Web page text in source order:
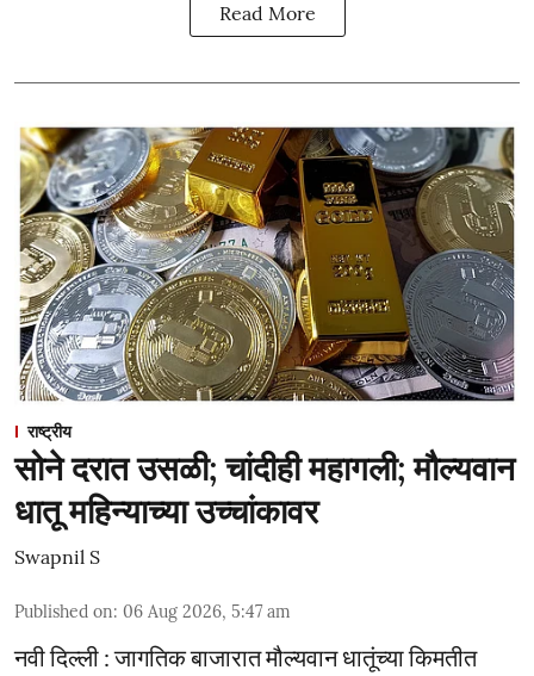
Read More
राष्ट्रीय
सोने दरात उसळी; चांदीही महागली; मौल्यवान
धातू महिन्याच्या उच्चांकावर
Swapnil S
Published on: 06 Aug 2026, 5:47 am
नवी दिल्ली : जागतिक बाजारात मौल्यवान धातूंच्या किमतीत